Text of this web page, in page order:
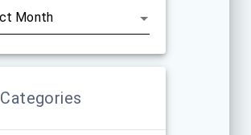
Categories